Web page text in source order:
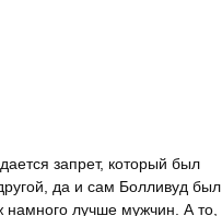
запрет, который был
да и сам Болливуд был
намного лучше мужчин. А то,